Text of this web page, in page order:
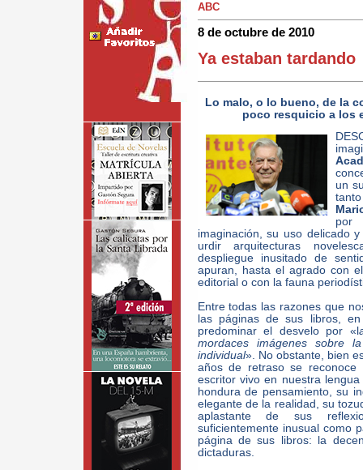
ABC
8 de octubre de 2010
Ya estaban tardando
Lo malo, o lo bueno, de la
poco resquicio a los
un
por
imaginación, su uso delicado
urdir arquitecturas
despliegue inusitado de
apuran, hasta el agrado con
editorial o con la fauna
Entre todas las razones que
las páginas de sus libros,
predominar el desvelo por «l
mordaces imágenes sobre
individual». No obstante, bien
años de retraso se
escritor vivo en nuestra
hondura de pensamiento, su
elegante de la realidad, su
aplastante de sus
suficientemente inusual como
página de sus libros: la
dictaduras.